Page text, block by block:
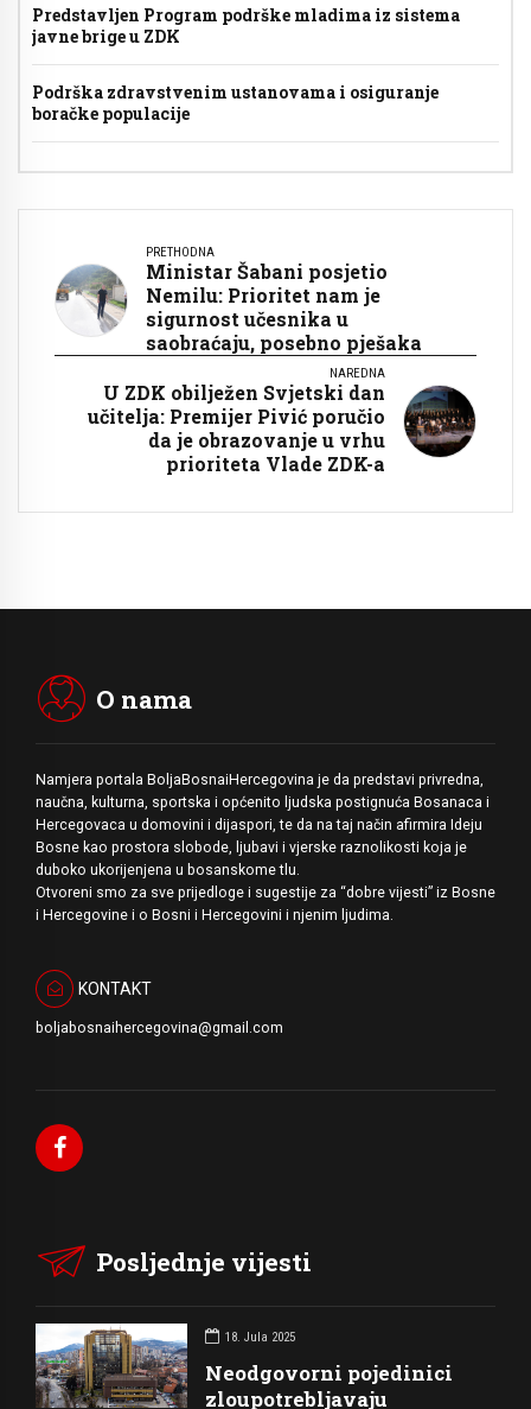
Predstavljen Program podrške mladima iz sistema
javne brige u ZDK
Podrška zdravstvenim ustanovama i osiguranje
boračke populacije
PRETHODNA
Ministar Šabani posjetio
Nemilu: Prioritet nam je
sigurnost učesnika u
saobraćaju, posebno pješaka
NAREDNA
U ZDK obilježen Svjetski dan
učitelja: Premijer Pivić poručio
da je obrazovanje u vrhu
prioriteta Vlade ZDK-a
O nama
Namjera portala BoljaBosnaiHercegovina je da predstavi privredna,
naučna, kulturna, sportska i općenito ljudska postignuća Bosanaca i
Hercegovaca u domovini i dijaspori, te da na taj način afirmira Ideju
Bosne kao prostora slobode, ljubavi i vjerske raznolikosti koja je
duboko ukorijenjena u bosanskome tlu.
Otvoreni smo za sve prijedloge i sugestije za “dobre vijesti” iz Bosne
i Hercegovine i o Bosni i Hercegovini i njenim ljudima.
KONTAKT
boljabosnaihercegovina@gmail.com
Posljednje vijesti
18. Jula 2025
Neodgovorni pojedinici
zloupotrebljavaju